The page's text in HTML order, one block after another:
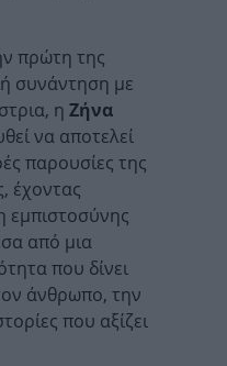
πρώτη της
συνάντηση με
η Ζήνα
να αποτελεί
παρουσίες της
έχοντας
εμπιστοσύνης
από μια
που δίνει
άνθρωπο, την
που αξίζει